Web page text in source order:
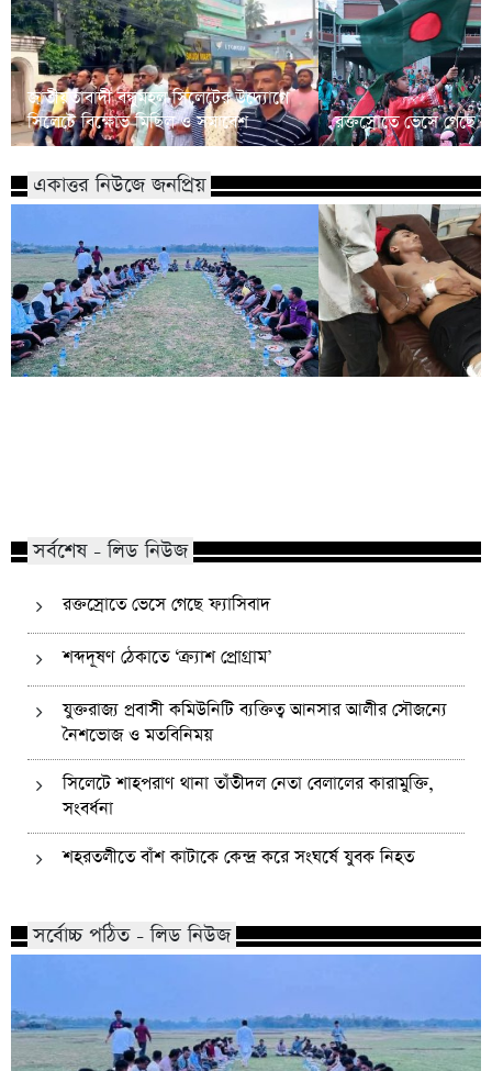
জাতীয়তাবাদী বন্ধুমহল সিলেটের উদ্যোগে
সিলেটে বিক্ষোভ মিছিল ও সমাবেশ
রক্তস্রোতে ভেসে গেছে
একাত্তর নিউজে জনপ্রিয়
সর্বশেষ - লিড নিউজ
রক্তস্রোতে ভেসে গেছে ফ্যাসিবাদ
শব্দদূষণ ঠেকাতে ‘ক্র্যাশ প্রোগ্রাম’
যুক্তরাজ্য প্রবাসী কমিউনিটি ব্যক্তিত্ব আনসার আলীর সৌজন্যে
নৈশভোজ ও মতবিনিময়
সিলেটে শাহপরাণ থানা তাঁতীদল নেতা বেলালের কারামুক্তি,
সংবর্ধনা
শহরতলীতে বাঁশ কাটাকে কেন্দ্র করে সংঘর্ষে যুবক নিহত
সর্বোচ্চ পঠিত - লিড নিউজ